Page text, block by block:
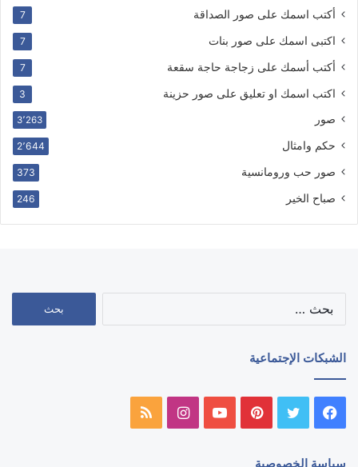
أكتب اسمك على صور الصداقة 7
اكتبى اسمك على صور بنات 7
أكتب أسمك على زجاجة حاجة سقعة 7
اكتب اسمك او تعليق على صور حزينة 3
صور 3٬263
حكم وامثال 2٬644
صور حب ورومانسية 373
صباح الخير 246
الشبكات الإجتماعية
فيسبوك تويتر بينتيريستيوتيوبانستقرامملخص
سياسة الخصوصية